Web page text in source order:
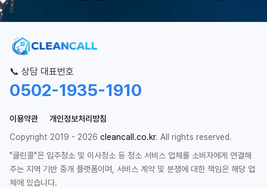
📞 상담 대표번호
0502-1935-1910
이용약관
개인정보처리방침
Copyright 2019 - 2026 cleancall.co.kr. All rights reserved.
"클린콜"은 입주청소 및 이사청소 등 청소 서비스 업체를 소비자에게 연결해
주는 지역 기반 중개 플랫폼이며, 서비스 계약 및 분쟁에 대한 책임은 해당 업
체에 있습니다.